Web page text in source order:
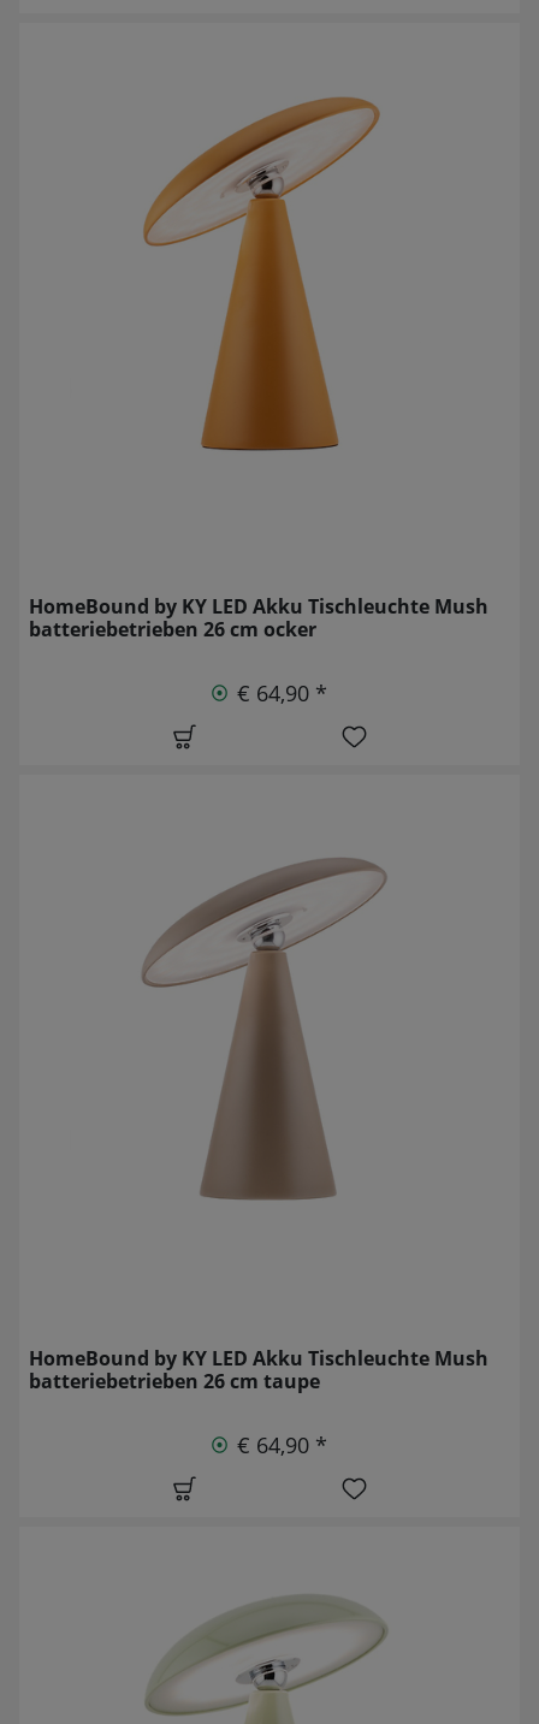
HomeBound by KY LED Akku Tischleuchte Mush
batteriebetrieben 26 cm ocker
€ 64,90 *
HomeBound by KY LED Akku Tischleuchte Mush
batteriebetrieben 26 cm taupe
€ 64,90 *